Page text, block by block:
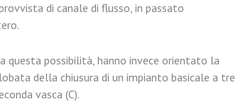
di canale di flusso, in passato
questa possibilità, hanno invece orientato la
della chiusura di un impianto basicale a tre
vasca (C).